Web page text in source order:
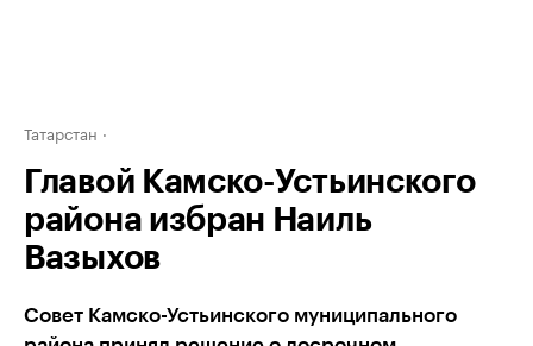
Татарстан
Главой Камско-Устьинского
района избран Наиль
Вазыхов
Совет Камско-Устьинского муниципального